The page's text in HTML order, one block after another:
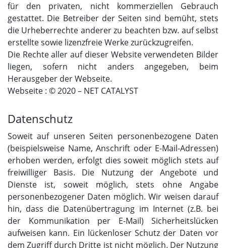
für den privaten, nicht kommerziellen Gebrauch
gestattet. Die Betreiber der Seiten sind bemüht, stets
die Urheberrechte anderer zu beachten bzw. auf selbst
erstellte sowie lizenzfreie Werke zurückzugreifen.
Die Rechte aller auf dieser Website verwendeten Bilder
liegen, sofern nicht anders angegeben, beim
Herausgeber der Webseite.
Webseite : © 2020 – NET CATALYST
Datenschutz
Soweit auf unseren Seiten personenbezogene Daten
(beispielsweise Name, Anschrift oder E-Mail-Adressen)
erhoben werden, erfolgt dies soweit möglich stets auf
freiwilliger Basis. Die Nutzung der Angebote und
Dienste ist, soweit möglich, stets ohne Angabe
personenbezogener Daten möglich. Wir weisen darauf
hin, dass die Datenübertragung im Internet (z.B. bei
der Kommunikation per E-Mail) Sicherheitslücken
aufweisen kann. Ein lückenloser Schutz der Daten vor
dem Zugriff durch Dritte ist nicht möglich. Der Nutzung